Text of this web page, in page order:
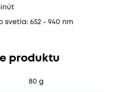
svetla: 652 - 940 nm
produktu
80 g